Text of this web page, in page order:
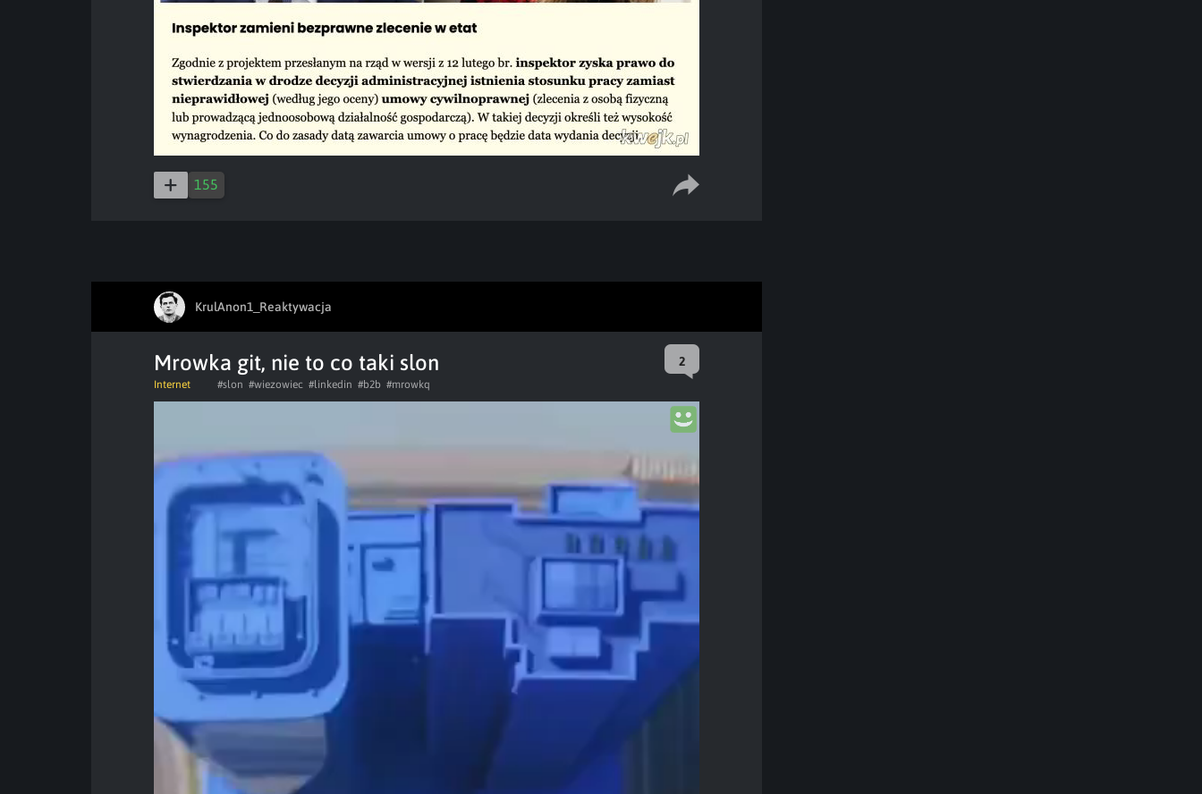
155
KrulAnon1_Reaktywacja
Mrowka git, nie to co taki slon 2
Internet #slon #wiezowiec #linkedin #b2b #mrowkq